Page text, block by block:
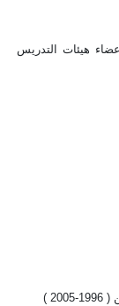
هيئات التدريس
)